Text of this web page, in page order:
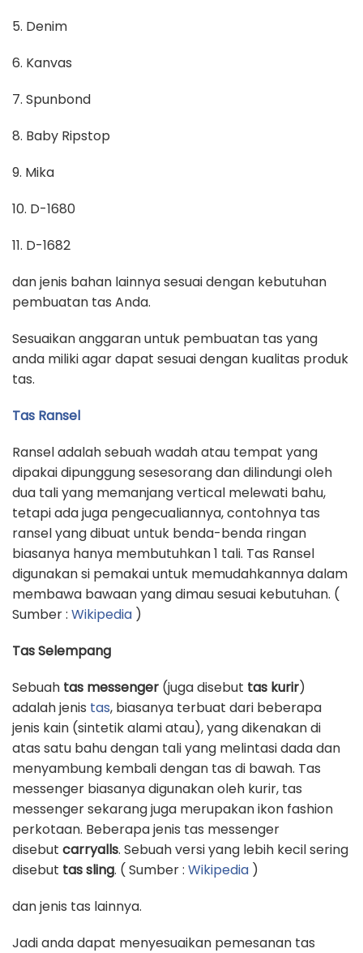
5. Denim
6. Kanvas
7. Spunbond
8. Baby Ripstop
9. Mika
10. D-1680
11. D-1682
dan jenis bahan lainnya sesuai dengan kebutuhan
pembuatan tas Anda.
Sesuaikan anggaran untuk pembuatan tas yang
anda miliki agar dapat sesuai dengan kualitas produk
tas.
Tas Ransel
Ransel adalah sebuah wadah atau tempat yang
dipakai dipunggung sesesorang dan dilindungi oleh
dua tali yang memanjang vertical melewati bahu,
tetapi ada juga pengecualiannya, contohnya tas
ransel yang dibuat untuk benda-benda ringan
biasanya hanya membutuhkan 1 tali. Tas Ransel
digunakan si pemakai untuk memudahkannya dalam
membawa bawaan yang dimau sesuai kebutuhan. (
Sumber : Wikipedia )
Tas Selempang
Sebuah tas messenger (juga disebut tas kurir)
adalah jenis tas, biasanya terbuat dari beberapa
jenis kain (sintetik alami atau), yang dikenakan di
atas satu bahu dengan tali yang melintasi dada dan
menyambung kembali dengan tas di bawah. Tas
messenger biasanya digunakan oleh kurir, tas
messenger sekarang juga merupakan ikon fashion
perkotaan. Beberapa jenis tas messenger
disebut carryalls. Sebuah versi yang lebih kecil sering
disebut tas sling. ( Sumber : Wikipedia )
dan jenis tas lainnya.
Jadi anda dapat menyesuaikan pemesanan tas